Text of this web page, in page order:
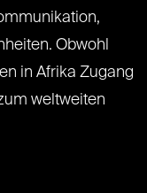
Obwohl
in Afrika Zugang
weltweiten